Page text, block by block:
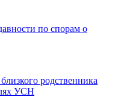
по спорам о
родственника
УСН